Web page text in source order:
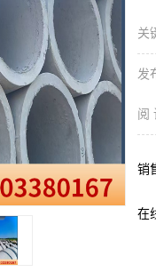
关
发
阅
销
在